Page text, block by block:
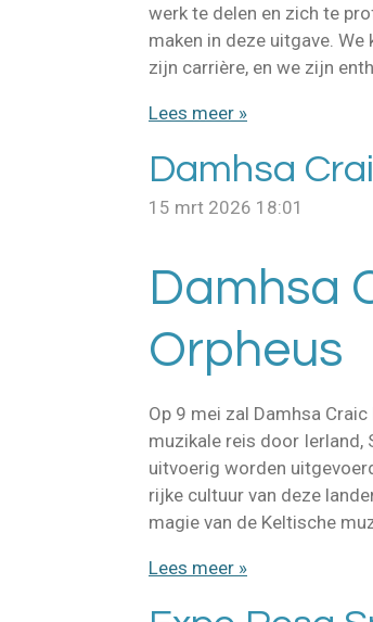
werk te delen en zich te
maken in deze uitgave.
zijn carrière, en we zijn
Lees meer »
Damhsa
15 mrt 2026 18:01
Damhsa
Orpheus
Op 9 mei zal Damhsa
muzikale reis door Ierland,
uitvoerig worden
rijke cultuur van deze
magie van de Keltische
Lees meer »